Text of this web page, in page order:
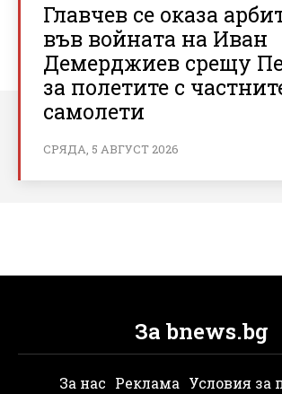
Главчев се оказа
във войната на Иван
Демерджиев срещу
за полетите с
самолети
СРЯДА, 5 АВГУСТ 2026
За bnews.bg
За нас Реклама Условия за